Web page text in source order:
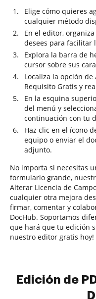
Elige cómo quieres
cualquier método
En el editor,
desees para facilitar
Explora la barra de
cursor sobre sus
Localiza la opción
Requisito Gratis y
En la esquina
del menú y
continuación con tu
Haz clic en el ícono
equipo o enviar el
adjunto.
No importa si necesitas
formulario grande,
Alterar Licencia de
cualquier otra mejora
firmar, comentar y
DocHub. Soportamos
que hará que tu edición
nuestro editor gratis hoy!
Edición de